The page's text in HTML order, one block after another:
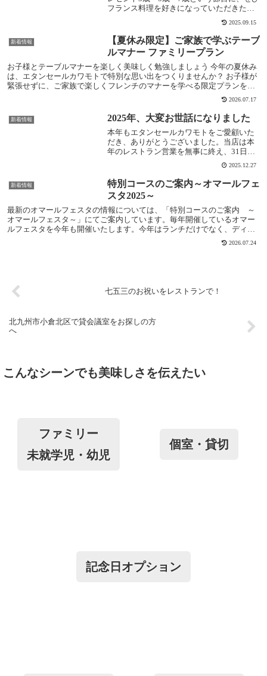
フランス料理を好きになっていただきたい
——そんな思いを込めて、当店では9月〜11
月の期間限定で、七五三をお祝いされるお
子様に「お子様プレート」を無料プレゼン
トい...
2025.09.15
新着情報
【夏休み限定】ご家族で学ぶテーブ
ルマナー ファミリープラン
お子様とテーブルマナーを楽しく美味しく勉強しましょう 今年の夏休み
は、エタンセールカワモトで特別な思い出をつくりませんか？ お子様が
緊張せずに、ご家族で楽しくフレンチのマナーを学べる限定プランをご
2026.07.17
新着情報 2025年、大変お世話になりました
本年もエタンセールカワモトをご愛顧いた
だき、ありがとうございました。当店は本
年のレストラン営業を無事に終え、31日お
届けのおせち料理の準備に励んでおりま
す。2026年の営業は、1月6日（火）からで
ございます。1月にはタラバガニなどを使っ
た新...
2025.12.27
新着情報
特別コースのご案内～オマールフェ
スタ2025～
最新のオマールフェスタの情報については、「特別コースのご案内 ～
オマールフェスタ～」にてご案内しています。毎年開催しているオマー
ルフェスタを今年も開催いたします。今年はランチだけでなく、ディナ
2026.07.24
七五三のお祝いをレストランで！
北九州市小倉北区で貸会議室をお探しの方
へ
こんなシーンでも美味しさを伝えたい
ファミリー
未就学児・幼児
個室・貸切
記念日オプション